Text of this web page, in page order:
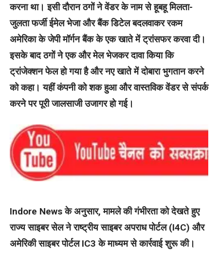
करना था। इसी दौरान ठगों ने वेंडर के नाम से हूबहू मिलता-
जुलता फर्जी ईमेल भेजा और बैंक डिटेल बदलवाकर रकम
अमेरिका के जेपी मॉर्गन बैंक के एक खाते में ट्रांसफर करवा दी।
इसके बाद ठगों ने एक और मेल भेजकर दावा किया कि
ट्रांजेक्शन फेल हो गया है और नए खाते में दोबारा भुगतान करने
को कहा। यहीं कंपनी को शक हुआ और वास्तविक वेंडर से संपर्क
करने पर पूरी जालसाजी उजागर हो गई।
Indore News के अनुसार, मामले की गंभीरता को देखते हुए
राज्य साइबर सेल ने राष्ट्रीय साइबर अपराध पोर्टल (I4C) और
अमेरिकी साइबर पोर्टल IC3 के माध्यम से कार्रवाई शुरू की।